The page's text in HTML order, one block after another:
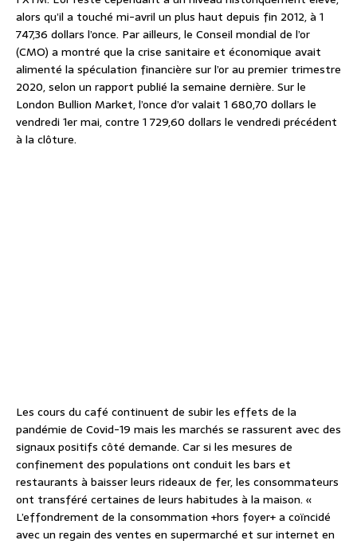
alors qu’il a touché mi-avril un plus haut depuis fin 2012, à 1
747,36 dollars l’once. Par ailleurs, le Conseil mondial de l’or
(CMO) a montré que la crise sanitaire et économique avait
alimenté la spéculation financière sur l’or au premier trimestre
2020, selon un rapport publié la semaine dernière. Sur le
London Bullion Market, l’once d’or valait 1 680,70 dollars le
vendredi 1er mai, contre 1 729,60 dollars le vendredi précédent
à la clôture.
Les cours du café continuent de subir les effets de la
pandémie de Covid-19 mais les marchés se rassurent avec des
signaux positifs côté demande. Car si les mesures de
confinement des populations ont conduit les bars et
restaurants à baisser leurs rideaux de fer, les consommateurs
ont transféré certaines de leurs habitudes à la maison. «
L’effondrement de la consommation +hors foyer+ a coïncidé
avec un regain des ventes en supermarché et sur internet en